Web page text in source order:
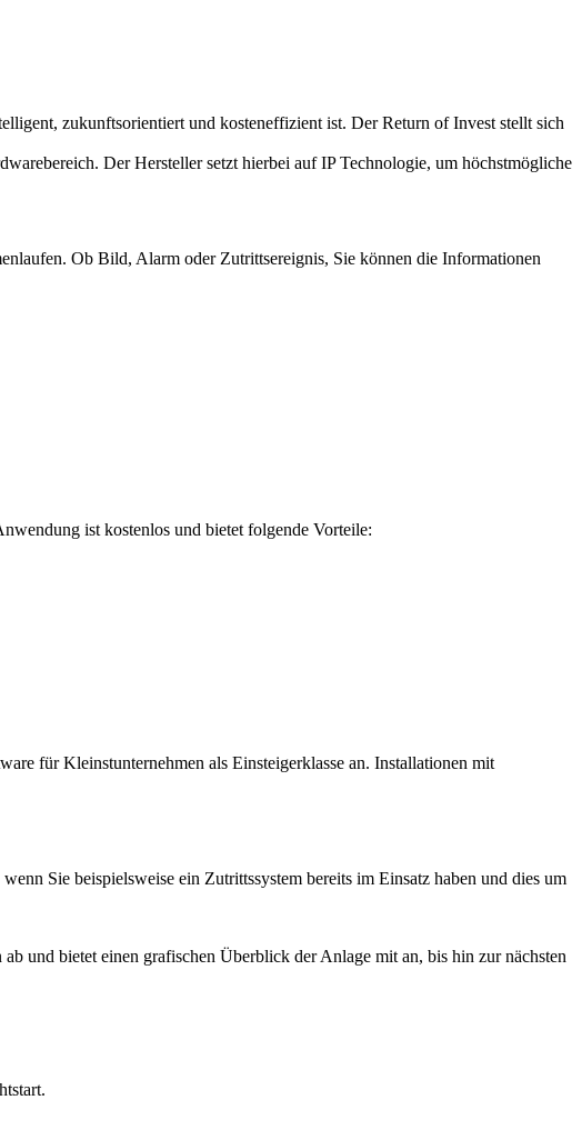
zukunftsorientiert und kosteneffizient ist. Der Return of Invest stellt sich
Der Hersteller setzt hierbei auf IP Technologie, um höchstmögliche
Ob Bild, Alarm oder Zutrittsereignis, Sie können die Informationen
ist kostenlos und bietet folgende Vorteile:
für Kleinstunternehmen als Einsteigerklasse an. Installationen mit
Sie beispielsweise ein Zutrittssystem bereits im Einsatz haben und dies um
und bietet einen grafischen Überblick der Anlage mit an, bis hin zur nächsten